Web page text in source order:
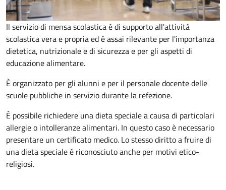
Il servizio di mensa scolastica è di supporto all'attività
scolastica vera e propria ed è assai rilevante per l'importanza
dietetica, nutrizionale e di sicurezza e per gli aspetti di
educazione alimentare.
È organizzato per gli alunni e per il personale docente delle
scuole pubbliche in servizio durante la refezione.
È possibile richiedere una dieta speciale a causa di particolari
allergie o intolleranze alimentari. In questo caso è necessario
presentare un certificato medico. Lo stesso diritto a fruire di
una dieta speciale è riconosciuto anche per motivi etico-
religiosi.